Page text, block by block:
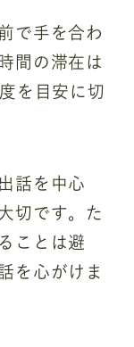
で手を合わ
間の滞在は
を目安に切
話を中心
切です。た
ことは避
を心がけま